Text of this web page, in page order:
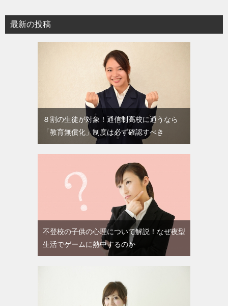
最新の投稿
８割の生徒が対象！通信制高校に通うなら
「教育無償化」制度は必ず確認すべき
不登校の子供の心理について解説！なぜ夜型
生活でゲームに熱中するのか